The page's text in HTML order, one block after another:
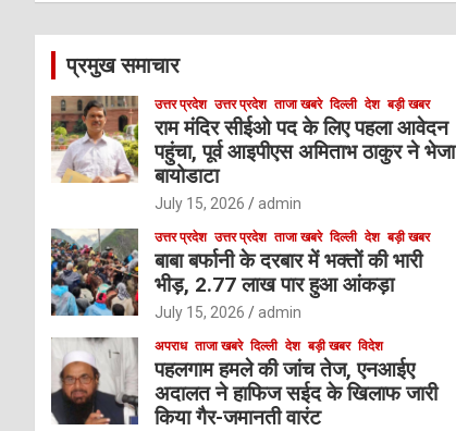
c
प्रमुख समाचार
उत्तर प्रदेश उत्तर प्रदेश ताजा खबरे दिल्ली देश बड़ी खबर
राम मंदिर सीईओ पद के लिए पहला आवेदन
पहुंचा, पूर्व आइपीएस अमिताभ ठाकुर ने भेजा
बायोडाटा
July 15, 2026 admin
उत्तर प्रदेश उत्तर प्रदेश ताजा खबरे दिल्ली देश बड़ी खबर
बाबा बर्फानी के दरबार में भक्तों की भारी
भीड़, 2.77 लाख पार हुआ आंकड़ा
July 15, 2026 admin
अपराध ताजा खबरे दिल्ली देश बड़ी खबर विदेश
पहलगाम हमले की जांच तेज, एनआईए
अदालत ने हाफिज सईद के खिलाफ जारी
किया गैर-जमानती वारंट